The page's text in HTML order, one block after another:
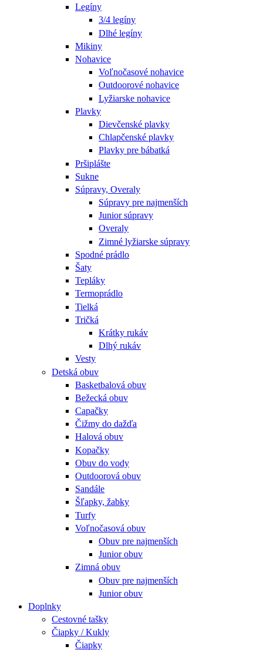
Legíny
3/4 legíny
Dlhé legíny
Mikiny
Nohavice
Voľnočasové nohavice
Outdoorové nohavice
Lyžiarske nohavice
Plavky
Dievčenské plavky
Chlapčenské plavky
Plavky pre bábatká
Pršiplášte
Sukne
Súpravy, Overaly
Súpravy pre najmenších
Junior súpravy
Overaly
Zimné lyžiarske súpravy
Spodné prádlo
Šaty
Tepláky
Termoprádlo
Tielká
Tričká
Krátky rukáv
Dlhý rukáv
Vesty
Detská obuv
Basketbalová obuv
Bežecká obuv
Capačky
Čižmy do dažďa
Halová obuv
Kopačky
Obuv do vody
Outdoorová obuv
Sandále
Šľapky, žabky
Turfy
Voľnočasová obuv
Obuv pre najmenších
Junior obuv
Zimná obuv
Obuv pre najmenších
Junior obuv
Doplnky
Cestovné tašky
Čiapky / Kukly
Čiapky